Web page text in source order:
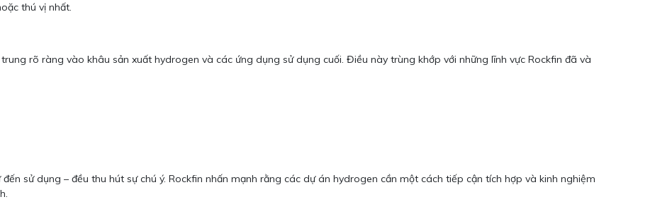
thú vị nhất.
rõ ràng vào khâu sản xuất hydrogen và các ứng dụng sử dụng cuối. Điều này trùng khớp với những lĩnh vực Rockfin đã và
sử dụng – đều thu hút sự chú ý. Rockfin nhấn mạnh rằng các dự án hydrogen cần một cách tiếp cận tích hợp và kinh nghiệm